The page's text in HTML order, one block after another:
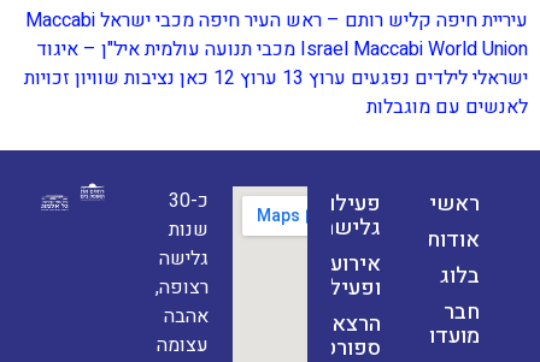
עיריית חיפה קליש רותם – ראש העיר חיפה
מכבי ישראל Maccabi
Israel Maccabi World Union מכבי תנועה עולמית
איל"ן – איגוד
ישראלי לילדים נפגעים ערוץ 13 ערוץ 12 כאן נציבות שוויון זכויות
לאנשים עם מוגבלות
ראשי
אודות
בלוג
חבר
מועדון
פעילויות
גלישה
אירועים
ופעילויות
הרצאות
ספורט
כ-30
שנות
גלישה
רצופה,
אהבה
עצומה